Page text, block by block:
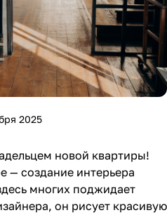
2025
новой квартиры!
— создание интерьера
многих поджидает
он рисует красивую